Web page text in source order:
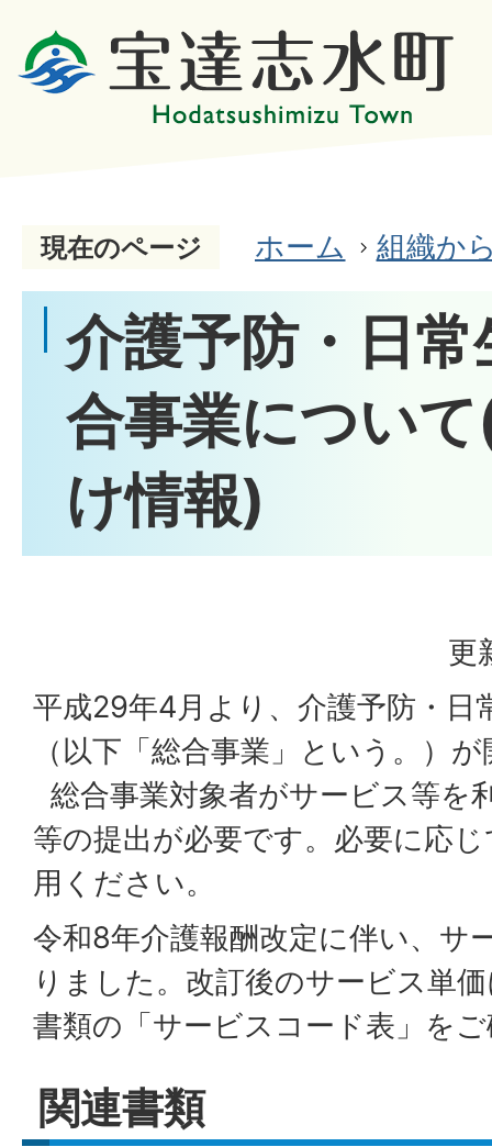
現在のページ ホーム 組織か
介護予防・日
合事業につい
け情報)
更
平成29年4月より、介護予防・日
（以下「総合事業」という。）
総合事業対象者がサービス等を
等の提出が必要です。必要に応
用ください。
令和8年介護報酬改定に伴い、サ
りました。改訂後のサービス単
書類の「サービスコード表」を
関連書類